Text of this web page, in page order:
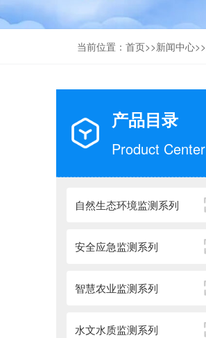
当前位置： 首页>>新闻中心>>
产品目录
Product Center
自然生态环境监测系列
安全应急监测系列
智慧农业监测系列
水文水质监测系列